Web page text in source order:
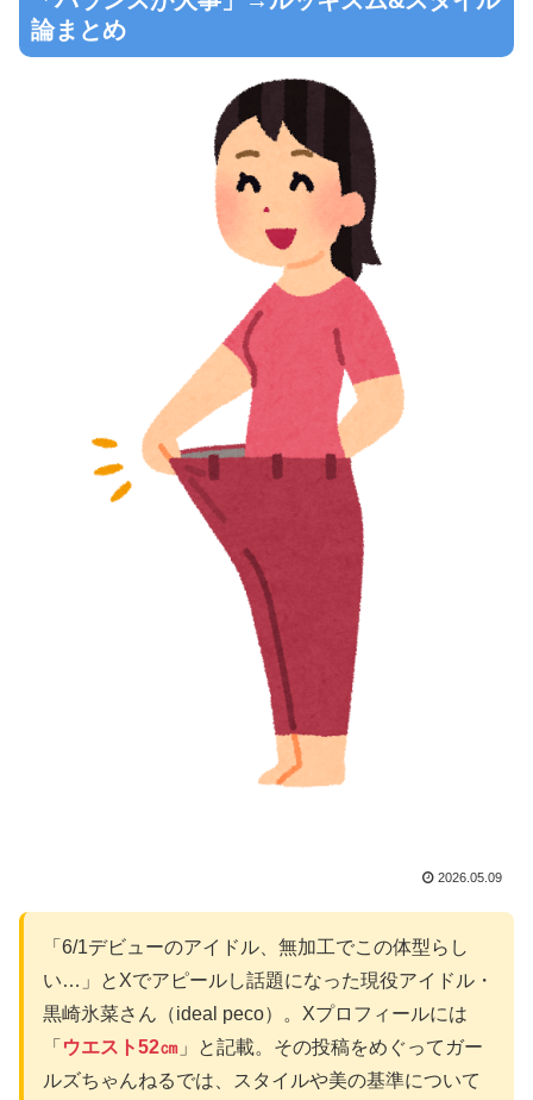
論まとめ
2026.05.09
「6/1デビューのアイドル、無加工でこの体型らし
い…」とXでアピールし話題になった現役アイドル・
黒崎氷菜さん（ideal peco）。Xプロフィールには
「 ウエスト52㎝ 」と記載。その投稿をめぐってガー
ルズちゃんねるでは、スタイルや美の基準について